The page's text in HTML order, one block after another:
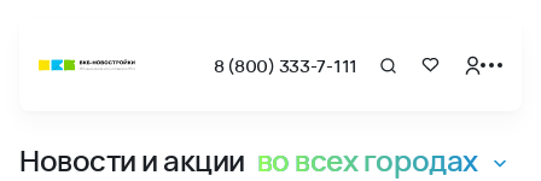
8 (800) 333-7-111
Новости
Новости и акции во всех городах